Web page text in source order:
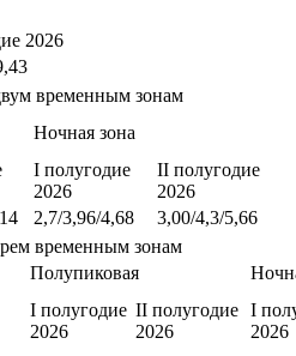
2026
временным зонам
Ночная зона
I полугодие
2026
II полугодие
2026
2,7/3,96/4,68
3,00/4,3/5,66
временным зонам
Полупиковая
I полугодие
2026
II полугодие
2026
I
2026